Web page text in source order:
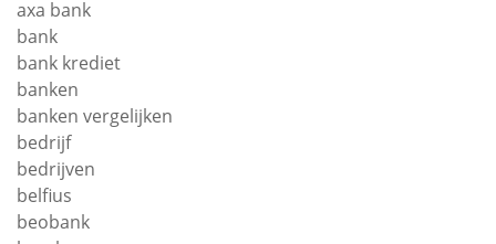
axa bank
bank
bank krediet
banken
banken vergelijken
bedrijf
bedrijven
belfius
beobank